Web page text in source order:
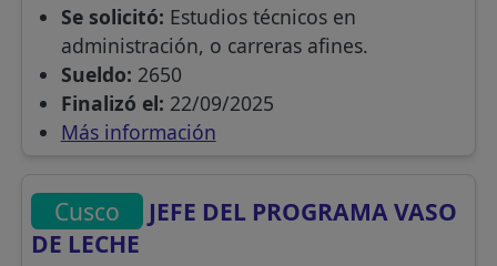
Se solicitó: Estudios técnicos en
administración, o carreras afines.
Sueldo: 2650
Finalizó el: 22/09/2025
Más información
Cusco
JEFE DEL PROGRAMA VASO
DE LECHE